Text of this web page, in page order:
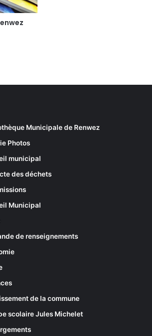
Municipale de Renwez
Photos
municipal
des déchets
Municipal
de renseignements
de la commune
scolaire Jules Michelet